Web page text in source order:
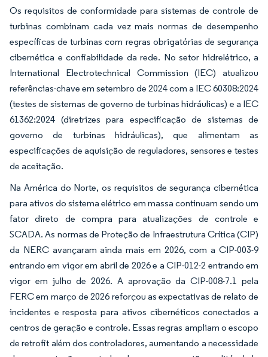
Os requisitos de conformidade para sistemas de controle de
turbinas combinam cada vez mais normas de desempenho
específicas de turbinas com regras obrigatórias de segurança
cibernética e confiabilidade da rede. No setor hidrelétrico, a
International Electrotechnical Commission (IEC) atualizou
referências-chave em setembro de 2024 com a IEC 60308:2024
(testes de sistemas de governo de turbinas hidráulicas) e a IEC
61362:2024 (diretrizes para especificação de sistemas de
governo de turbinas hidráulicas), que alimentam as
especificações de aquisição de reguladores, sensores e testes
de aceitação.
Na América do Norte, os requisitos de segurança cibernética
para ativos do sistema elétrico em massa continuam sendo um
fator direto de compra para atualizações de controle e
SCADA. As normas de Proteção de Infraestrutura Crítica (CIP)
da NERC avançaram ainda mais em 2026, com a CIP-003-9
entrando em vigor em abril de 2026 e a CIP-012-2 entrando em
vigor em julho de 2026. A aprovação da CIP-008-7.1 pela
FERC em março de 2026 reforçou as expectativas de relato de
incidentes e resposta para ativos cibernéticos conectados a
centros de geração e controle. Essas regras ampliam o escopo
de retrofit além dos controladores, aumentando a necessidade